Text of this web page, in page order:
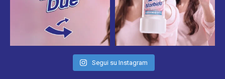
Segui su Instagram